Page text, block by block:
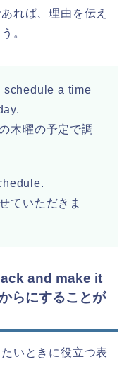
れば、理由を伝え
。
schedule a time
木曜の予定で調
ていただきま
and make it
らにすることが
いときに役立つ表